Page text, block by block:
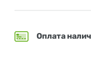
Оплата